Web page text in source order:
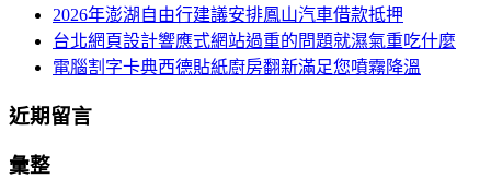
2026年澎湖自由行建議安排鳳山汽車借款抵押
台北網頁設計響應式網站過重的問題就濕氣重吃什麼
電腦割字卡典西德貼紙廚房翻新滿足您噴霧降溫
近期留言
彙整